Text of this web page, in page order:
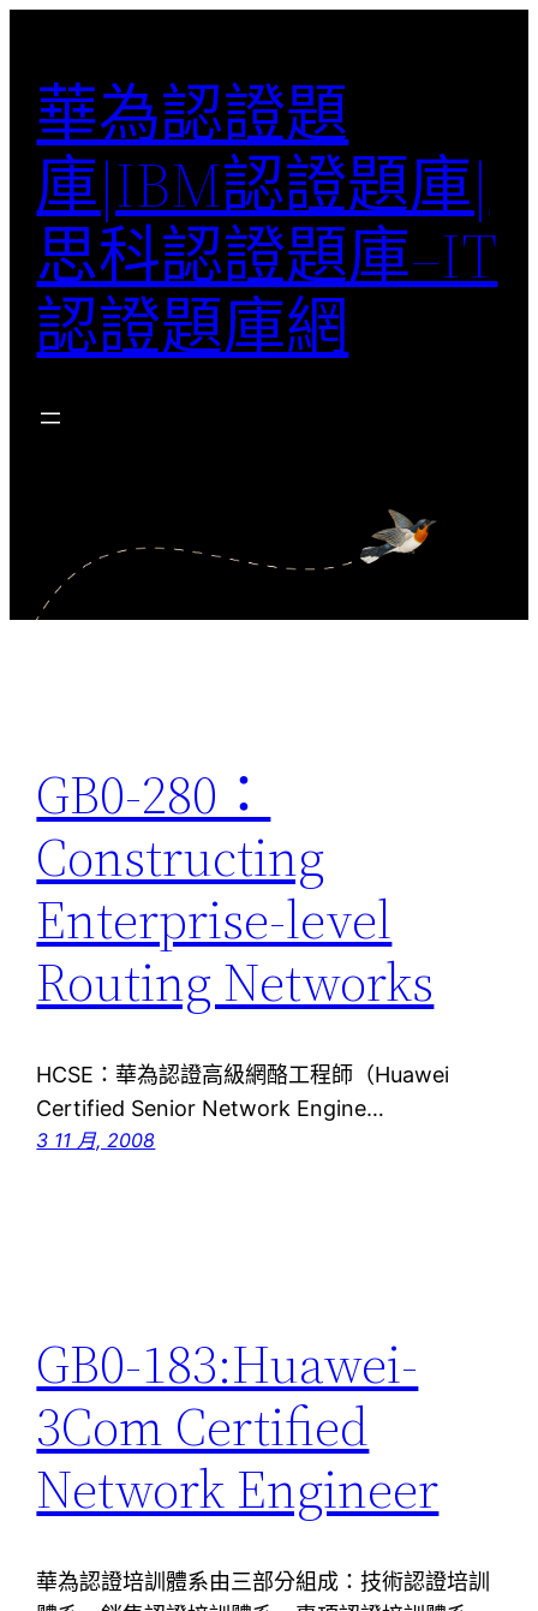
華為認證題
庫|IBM認證題庫|
思科認證題庫–IT
認證題庫網
GB0-280：
Constructing
Enterprise-level
Routing Networks
HCSE：華為認證高級網酪工程師（Huawei
Certified Senior Network Engine…
3 11 月, 2008
GB0-183:Huawei-
3Com Certified
Network Engineer
華為認證培訓體系由三部分組成：技術認證培訓